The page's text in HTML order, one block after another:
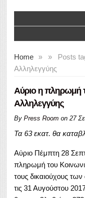
Home » Posts
»
Αλληλεγγύης
Αύριο η πληρωμή
Αλληλεγγύης
By Press Room on 27
Τα 63 εκατ. θα
Αύριο Πέμπτη 28
πληρωμή του
τους δικαιούχους
τις 31 Αυγούστου